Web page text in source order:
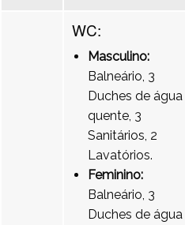
WC:
Masculino:
Balneário, 3
Duches de água
quente, 3
Sanitários, 2
Lavatórios.
Feminino:
Balneário, 3
Duches de água